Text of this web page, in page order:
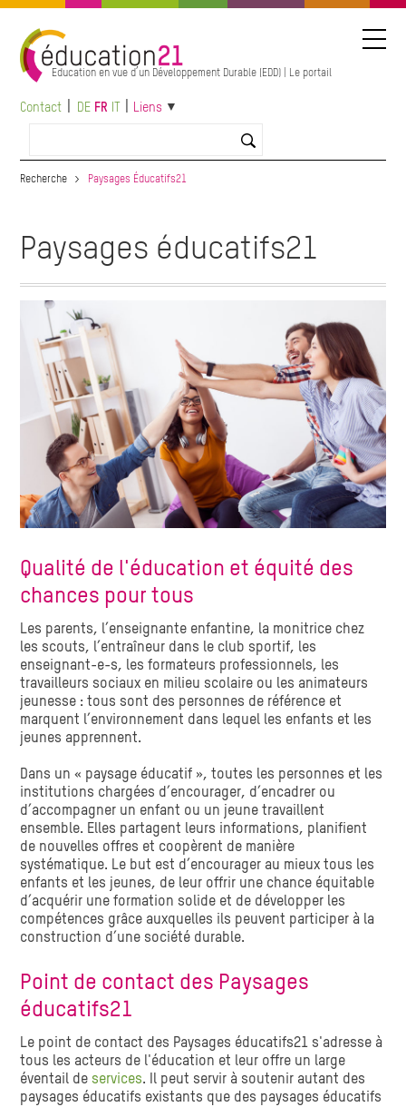
Aller
contenu
principalEducation en vue d’un Développement Durable (EDD) | Le portail
Contact DE FR Liens
Recherche Paysages Éducatifs21
Paysages éducatifs21
Qualité de l'éducation et équité des
chances pour tous
Les parents, l’enseignante enfantine, la monitrice chez
les scouts, l’entraîneur dans le club sportif, les
enseignant-e-s, les formateurs professionnels, les
travailleurs sociaux en milieu scolaire ou les animateurs
jeunesse : tous sont des personnes de référence et
marquent l’environnement dans lequel les enfants et les
jeunes apprennent.
Dans un « paysage éducatif », toutes les personnes et les
institutions chargées d’encourager, d’encadrer ou
d’accompagner un enfant ou un jeune travaillent
ensemble. Elles partagent leurs informations, planifient
de nouvelles offres et coopèrent de manière
systématique. Le but est d’encourager au mieux tous les
enfants et les jeunes, de leur offrir une chance équitable
d’acquérir une formation solide et de développer les
compétences grâce auxquelles ils peuvent participer à la
construction d’une société durable.
Point de contact des Paysages
éducatifs21
Le point de contact des Paysages éducatifs21 s'adresse à
tous les acteurs de l'éducation et leur offre un large
éventail de services. Il peut servir à soutenir autant des
paysages éducatifs existants que des paysages éducatifs